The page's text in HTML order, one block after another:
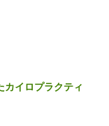
イロプラクティ